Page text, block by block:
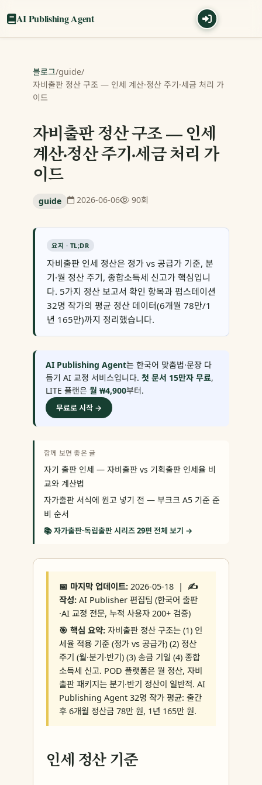
AI Publishing Agent
블로그/guide/
자비출판 정산 구조 — 인세 계산·정산 주기·세금 처리 가
이드
자비출판 정산 구조 — 인세
계산·정산 주기·세금 처리 가
이드
guide 2026-06-06 90회
요지 · TL;DR
자비출판 인세 정산은 정가 vs 공급가 기준, 분
기·월 정산 주기, 종합소득세 신고가 핵심입니
다. 5가지 정산 보고서 확인 항목과 펍스테이션
32명 작가의 평균 정산 데이터(6개월 78만/1
년 165만)까지 정리했습니다.
AI Publishing Agent는 한국어 맞춤법·문장 다
듬기 AI 교정 서비스입니다. 첫 문서 15만자 무료,
LITE 플랜은 월 ₩4,900부터.
무료로 시작 →
함께 보면 좋은 글
자기 출판 인세 — 자비출판 vs 기획출판 인세율 비
교와 계산법
자가출판 서식에 원고 넣기 전 — 부크크 A5 기준 준
비 순서
📚 자가출판·독립출판 시리즈 29편 전체 보기 →
📅 마지막 업데이트: 2026-05-18 | ✍️
작성: AI Publisher 편집팀 (한국어 출판
·AI 교정 전문, 누적 사용자 200+ 검증)
🎯 핵심 요약: 자비출판 정산 구조는 (1) 인
세율 적용 기준 (정가 vs 공급가) (2) 정산
주기 (월·분기·반기) (3) 송금 기일 (4) 종합
소득세 신고. POD 플랫폼은 월 정산, 자비
출판 패키지는 분기·반기 정산이 일반적. AI
Publishing Agent 32명 작가 평균: 출간
후 6개월 정산금 78만 원, 1년 165만 원.
인세 정산 기준